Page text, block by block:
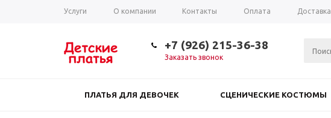
Услуги О компании Контакты Оплата Доставка
+7 (926) 215-36-38
Заказать звонок
ПЛАТЬЯ ДЛЯ ДЕВОЧЕК СЦЕНИЧЕСКИЕ КОСТЮМЫ